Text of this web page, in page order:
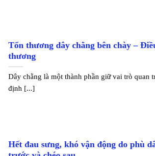
Tổn thương dây chằng bên chày –
thương
Dây chằng là một thành phần giữ vai trò quan
định [...]
Hết đau sưng, khó vận động do phù